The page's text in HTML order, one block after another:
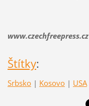
www.czechfreepress.cz
Štítky:
Srbsko | Kosovo | USA